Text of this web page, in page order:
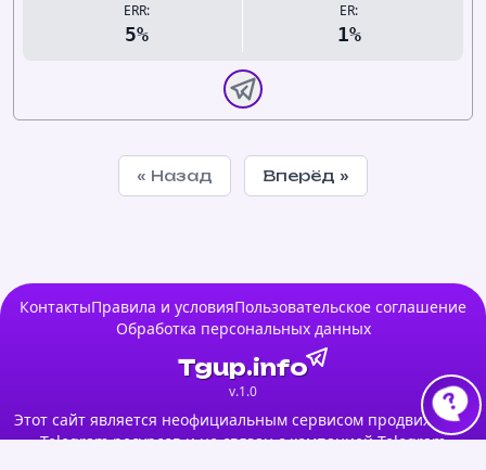
ERR:
5%
ER:
1%
« Назад Вперёд »
КонтактыПравила и условияПользовательское соглашение
Обработка персональных данных
Tgup.info
v.1.0
Этот сайт является неофициальным сервисом продвижения
Telegram ресурсов и не связан с компанией Telegram